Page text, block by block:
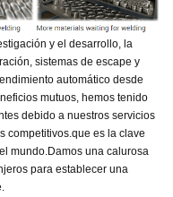
y el desarrollo, la
sistemas de escape y
automático desde
mutuos, hemos tenido
debido a nuestros servicios
competitivos.que es la clave
mundo.Damos una calurosa
para establecer una